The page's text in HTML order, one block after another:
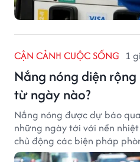
CẬN CẢNH CUỘC SỐNG 1
Nắng nóng diện
từ ngày nào?
Nắng nóng được dự báo
những ngày tới với nền
chủ động các biện pháp
tác động của thời tiết cực